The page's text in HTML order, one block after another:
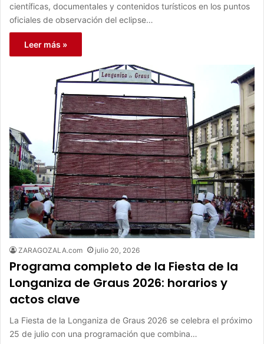
científicas, documentales y contenidos turísticos en los puntos
oficiales de observación del eclipse…
Leer más »
ZARAGOZALA.com julio 20, 2026
Programa completo de la Fiesta de la
Longaniza de Graus 2026: horarios y
actos clave
La Fiesta de la Longaniza de Graus 2026 se celebra el próximo
25 de julio con una programación que combina…